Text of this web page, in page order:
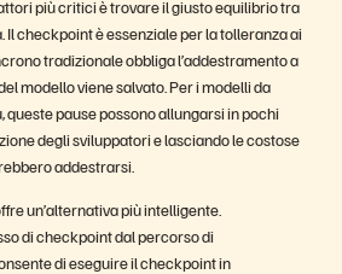
più critici è trovare il giusto equilibrio tra
checkpoint è essenziale per la tolleranza ai
tradizionale obbliga l’addestramento a
modello viene salvato. Per i modelli da
pause possono allungarsi in pochi
degli sviluppatori e lasciando le costose
addestrarsi.
un’alternativa più intelligente.
di checkpoint dal percorso di
di eseguire il checkpoint in